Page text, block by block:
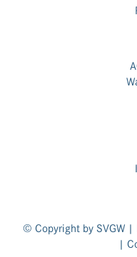
© Copyright by SVGW |
|